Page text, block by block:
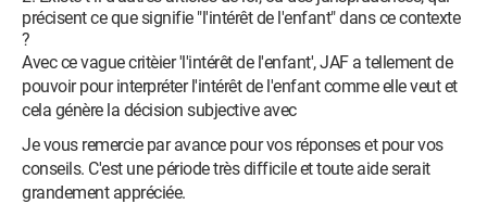
précisent ce que signifie "l'intérêt de l'enfant" dans ce contexte
?
Avec ce vague critèier 'l'intérêt de l'enfant', JAF a tellement de
pouvoir pour interpréter l'intérêt de l'enfant comme elle veut et
cela génère la décision subjective avec
Je vous remercie par avance pour vos réponses et pour vos
conseils. C'est une période très difficile et toute aide serait
grandement appréciée.